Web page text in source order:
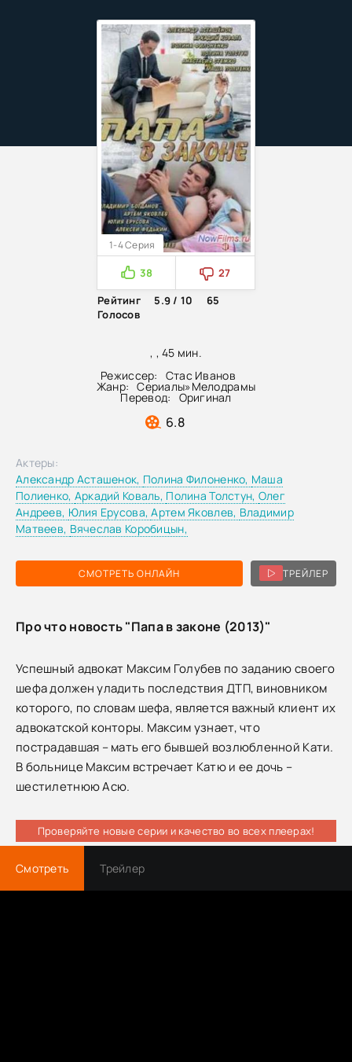
, , 45 мин.
Режиссер:
Стас Иванов
Жанр: Сериалы»Мелодрамы
Перевод: Оригинал
6.8
1-4 Серия
38
27
Рейтинг
5.9 / 10
65
Голосов
СМОТРЕТЬ ОНЛАЙН ТРЕЙЛЕР
Актеры:
Александр Асташенок, Полина Филоненко, Маша
Полиенко, Аркадий Коваль, Полина Толстун, Олег
Андреев, Юлия Ерусова,Артем Яковлев, Владимир
Матвеев, Вячеслав Коробицын,
Про что новость "Папа в законе (2013)"
Успешный адвокат Максим Голубев по заданию своего
шефа должен уладить последствия ДТП, виновником
которого, по словам шефа, является важный клиент их
адвокатской конторы. Максим узнает, что
пострадавшая – мать его бывшей возлюбленной Кати.
В больнице Максим встречает Катю и ее дочь –
шестилетнюю Асю.
Проверяйте новые серии и качество во всех плеерах!
Смотреть Трейлер